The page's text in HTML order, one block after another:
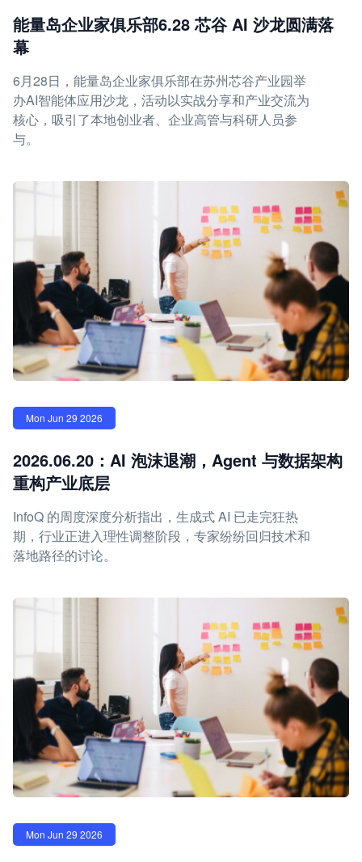
能量岛企业家俱乐部6.28 芯谷 AI 沙龙圆满落
幕
6月28日，能量岛企业家俱乐部在苏州芯谷产业园举
办AI智能体应用沙龙，活动以实战分享和产业交流为
核心，吸引了本地创业者、企业高管与科研人员参
与。
Mon Jun 29 2026
2026.06.20：AI 泡沫退潮，Agent 与数据架构
重构产业底层
InfoQ 的周度深度分析指出，生成式 AI 已走完狂热
期，行业正进入理性调整阶段，专家纷纷回归技术和
落地路径的讨论。
Mon Jun 29 2026